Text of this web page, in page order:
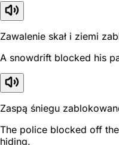
Zawalenie skał i ziemi
A snowdrift blocked his
Zaspą śniegu
The police blocked off
hiding.